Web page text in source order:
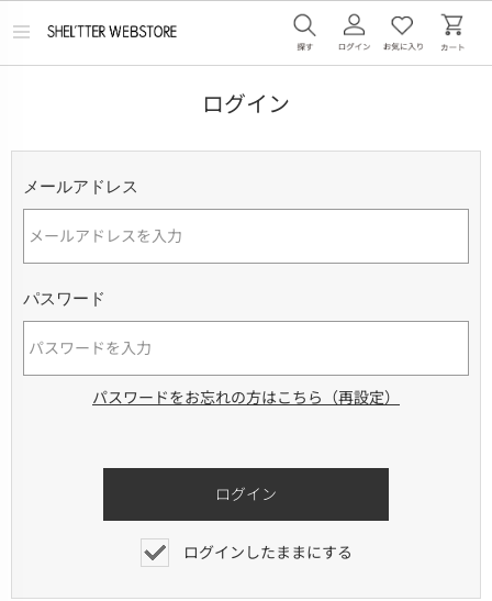
メ
ログイン
メールアドレス
パスワード
パスワードをお忘れの方はこちら（再設定）
ログインしたままにする